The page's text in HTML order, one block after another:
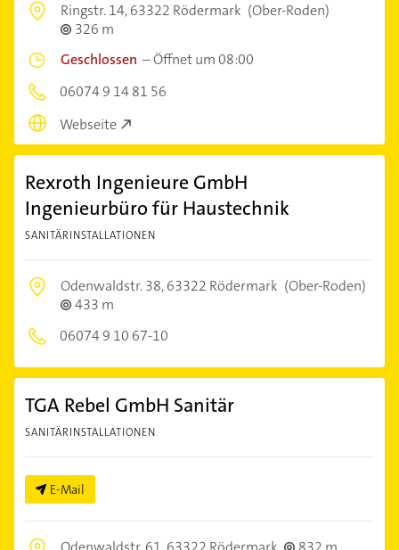
Ringstr. 14,63322 Rödermark (Ober-Roden)
326 m
Geschlossen –Öffnet um 08:00
06074 9 14 81 56
Webseite
Rexroth Ingenieure GmbH
Ingenieurbüro für Haustechnik
SANITÄRINSTALLATIONEN
Odenwaldstr. 38,63322 Rödermark (Ober-Roden)
433 m
06074 9 10 67-10
TGA Rebel GmbH Sanitär
SANITÄRINSTALLATIONEN
E-Mail